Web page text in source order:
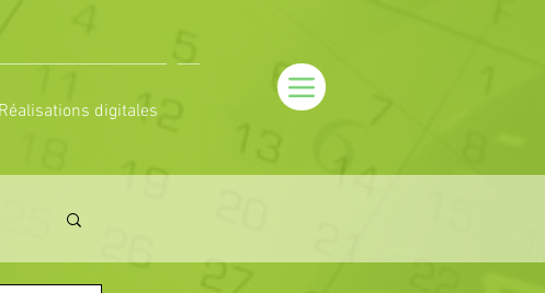
Réalisations digitales